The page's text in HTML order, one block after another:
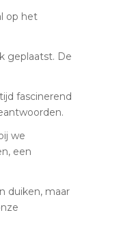
op het
geplaatst. De
fascinerend
we
een
duiken, maar